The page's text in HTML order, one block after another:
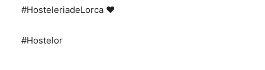
#HosteleriadeLorca ❤️
#Hostelor